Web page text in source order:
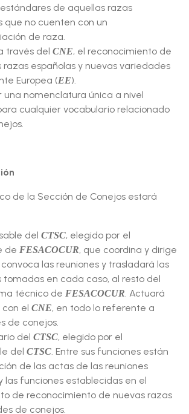
de aquellas razas
que no cuenten con un
de raza.
través del CNE, el reconocimiento de
razas españolas y nuevas variedades
Europea (EE).
una nomenclatura única a nivel
cualquier vocabulario relacionado
de la Sección de Conejos estará
del CTSC, elegido por el
de FESACOCUR, que coordina y dirige
las reuniones y trasladará las
tomadas en cada caso, al resto del
técnico de FESACOCUR. Actuará
el CNE, en todo lo referente a
de conejos.
del CTSC, elegido por el
del CTSC. Entre sus funciones están
de las actas de las reuniones
las funciones establecidas en el
de reconocimiento de nuevas razas
de conejos.